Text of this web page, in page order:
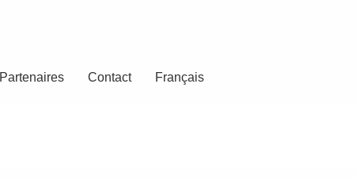
Partenaires Contact Français